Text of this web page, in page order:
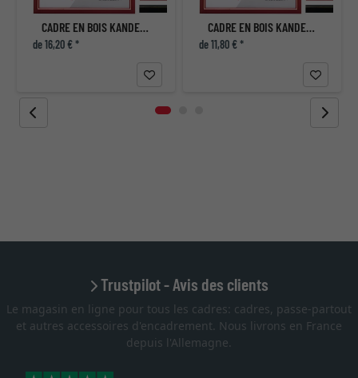
CADRE EN BOIS KANDEKE
de 16,20 € *
CADRE EN BOIS KANDEKE
de 11,80 € *
Trustpilot - Avis des clients
Le magasin en ligne pour tous les cadres: cadres, passe-partout
et autres accessoires d'encadrement. Nous livrons en France
depuis l'Allemagne.